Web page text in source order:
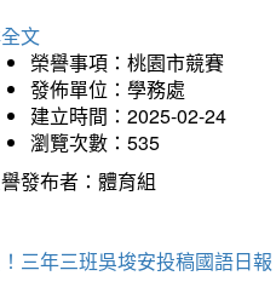
文
榮譽事項：桃園市競賽
發佈單位：學務處
建立時間：2025-02-24
瀏覽次數：535
發布者：體育組
三年三班吳埈安投稿國語日